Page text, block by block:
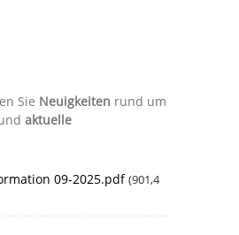
Sie Neuigkeiten rund um
aktuelle
09-2025.pdf(901,4